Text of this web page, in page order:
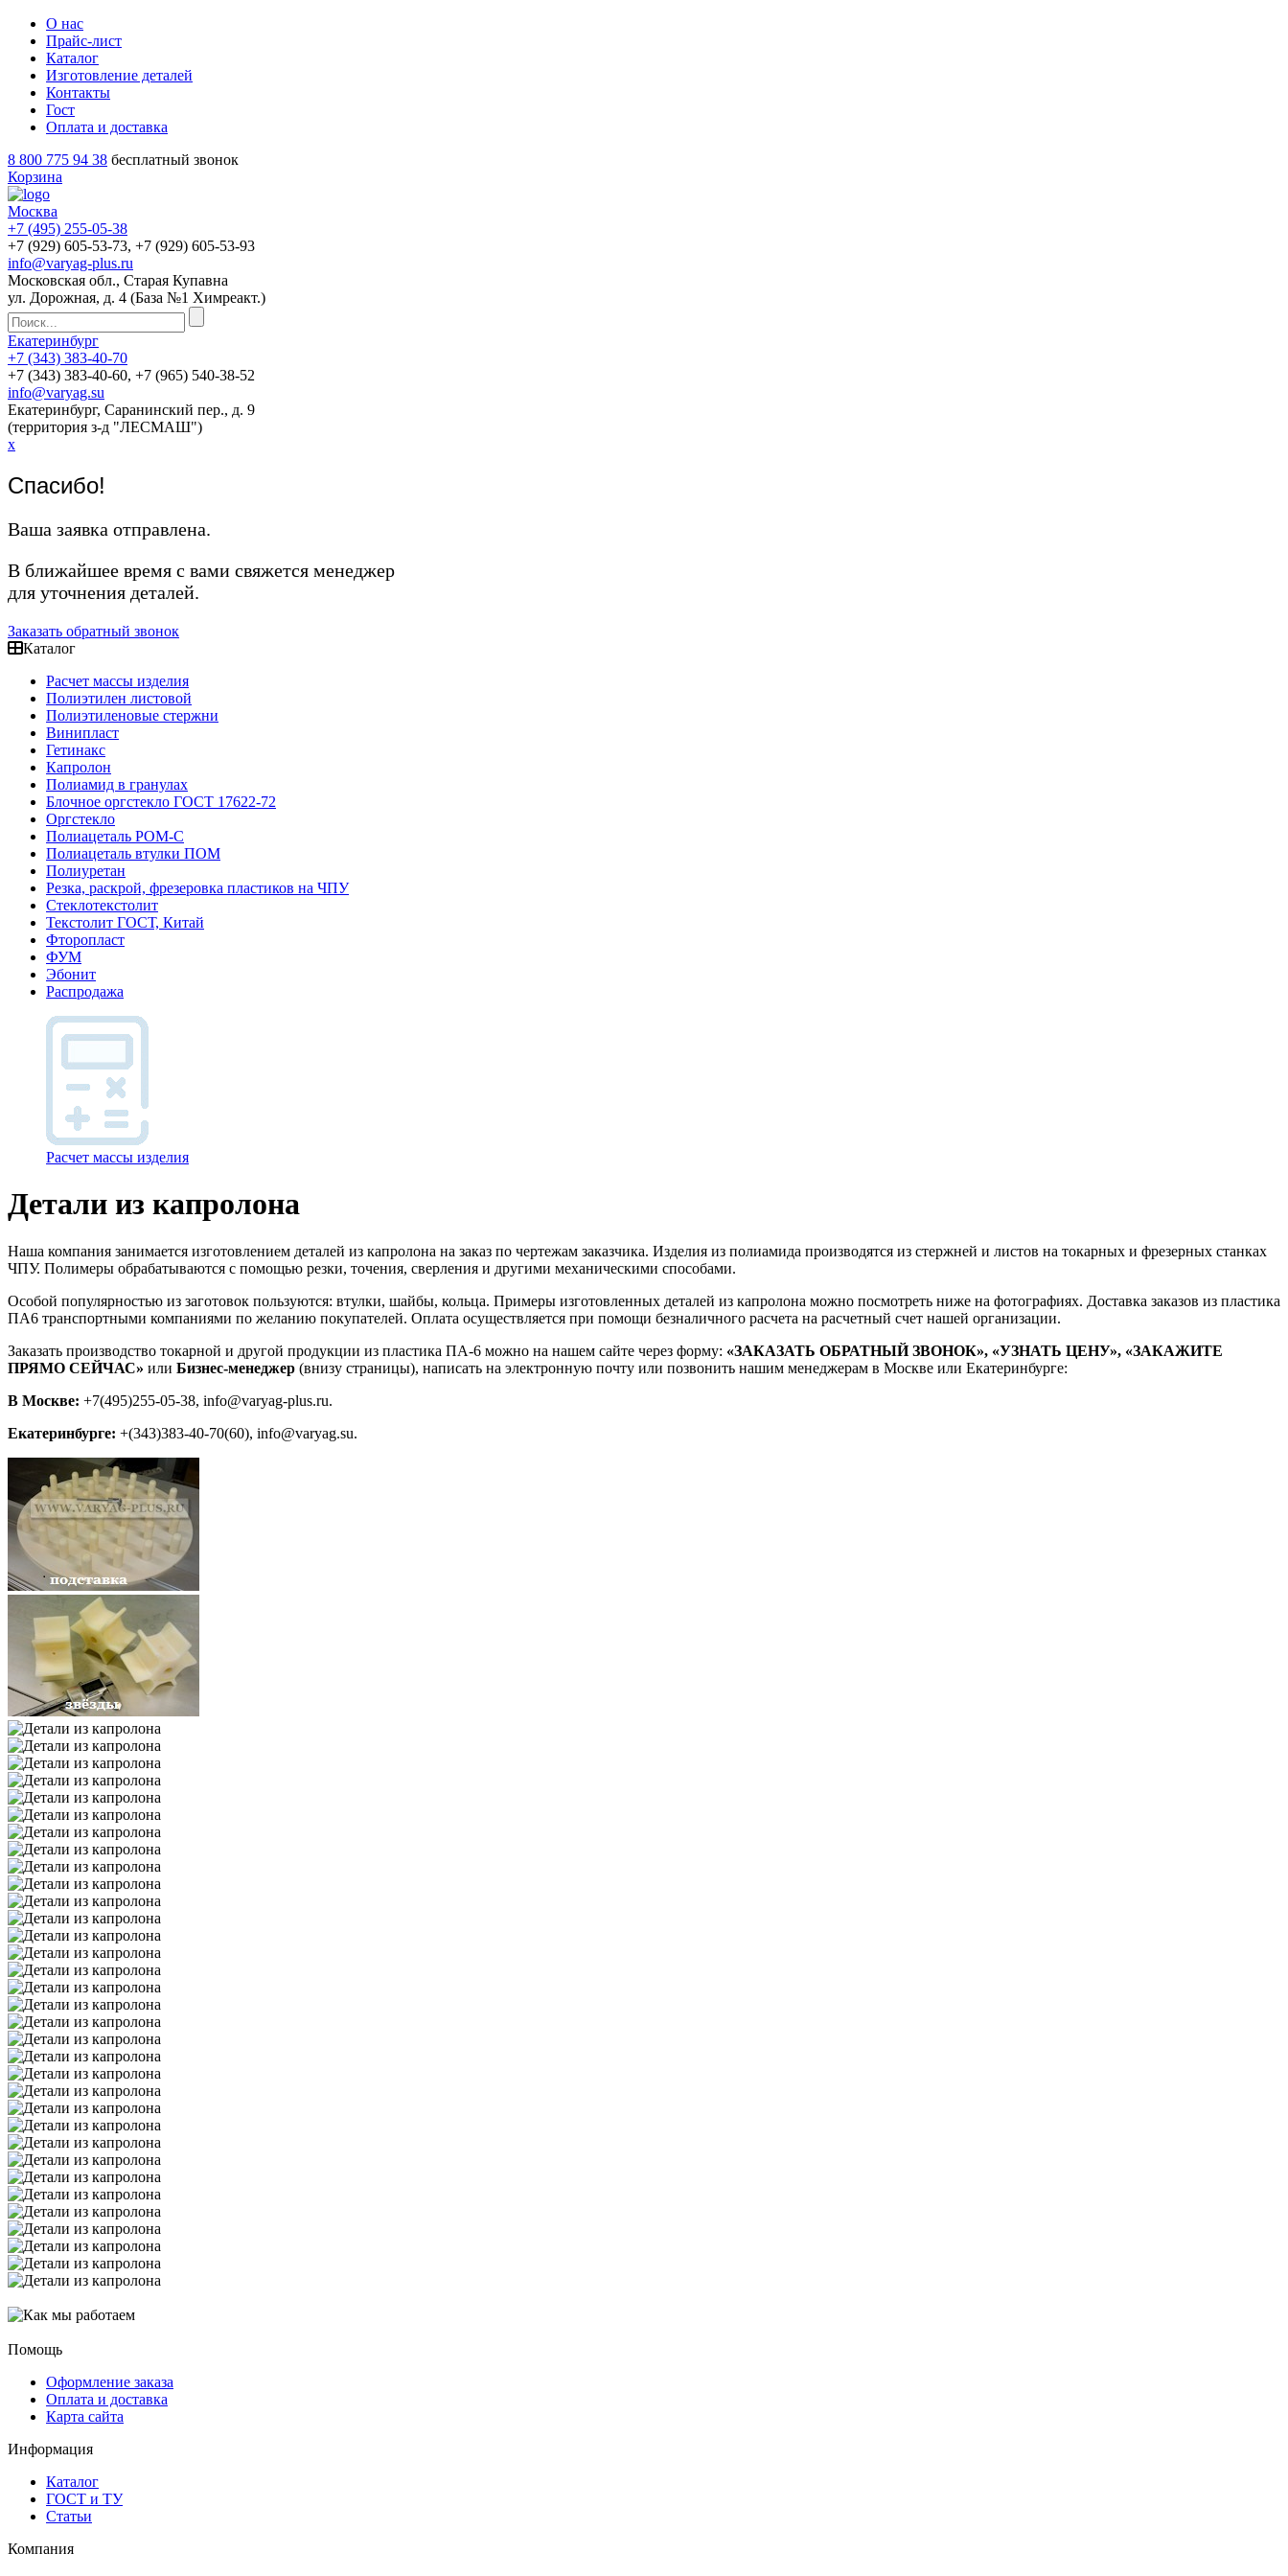
О нас
Прайс-лист
Каталог
Изготовление деталей
Контакты
Гост
Оплата и доставка
8 800 775 94 38 бесплатный звонок
Корзина
Москва
+7 (495) 255-05-38
+7 (929) 605-53-73, +7 (929) 605-53-93
info@varyag-plus.ru
Московская обл., Старая Купавна
ул. Дорожная, д. 4 (База №1 Химреакт.)
Екатеринбург
+7 (343) 383-40-70
+7 (343) 383-40-60, +7 (965) 540-38-52
info@varyag.su
Екатеринбург, Саранинский пер., д. 9
(территория з-д "ЛЕСМАШ")
x
Спасибо!
Ваша заявка отправлена.
В ближайшее время с вами свяжется менеджер
для уточнения деталей.
Заказать обратный звонок
Каталог
Расчет массы изделия
Полиэтилен листовой
Полиэтиленовые стержни
Винипласт
Гетинакс
Капролон
Полиамид в гранулах
Блочное оргстекло ГОСТ 17622-72
Оргстекло
Полиацеталь POM-C
Полиацеталь втулки ПОМ
Полиуретан
Резка, раскрой, фрезеровка пластиков на ЧПУ
Стеклотекстолит
Текстолит ГОСТ, Китай
Фторопласт
ФУМ
Эбонит
Распродажа
Расчет массы изделия
Детали из капролона
Наша компания занимается изготовлением деталей из капролона на заказ по чертежам заказчика. Изделия из полиамида производятся из стержней и листов на токарных и фрезерных станках
ЧПУ. Полимеры обрабатываются с помощью резки, точения, сверления и другими механическими способами.
Особой популярностью из заготовок пользуются: втулки, шайбы, кольца. Примеры изготовленных деталей из капролона можно посмотреть ниже на фотографиях. Доставка заказов из пластика
ПА6 транспортными компаниями по желанию покупателей. Оплата осуществляется при помощи безналичного расчета на расчетный счет нашей организации.
Заказать производство токарной и другой продукции из пластика ПА-6 можно на нашем сайте через форму: «ЗАКАЗАТЬ ОБРАТНЫЙ ЗВОНОК», «УЗНАТЬ ЦЕНУ», «ЗАКАЖИТЕ
ПРЯМО СЕЙЧАС» или Бизнес-менеджер (внизу страницы), написать на электронную почту или позвонить нашим менеджерам в Москве или Екатеринбурге:
В Москве: +7(495)255-05-38, info@varyag-plus.ru.
Екатеринбурге: +(343)383-40-70(60), info@varyag.su.
Помощь
Оформление заказа
Оплата и доставка
Карта сайта
Информация
Каталог
ГОСТ и ТУ
Статьи
Компания